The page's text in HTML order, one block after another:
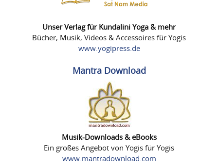
Unser Verlag für Kundalini Yoga & mehr
Bücher, Musik, Videos & Accessoires für Yogis
www.yogipress.de
Mantra Download
Musik-Downloads & eBooks
Ein großes Angebot von Yogis für Yogis
www.mantradownload.com